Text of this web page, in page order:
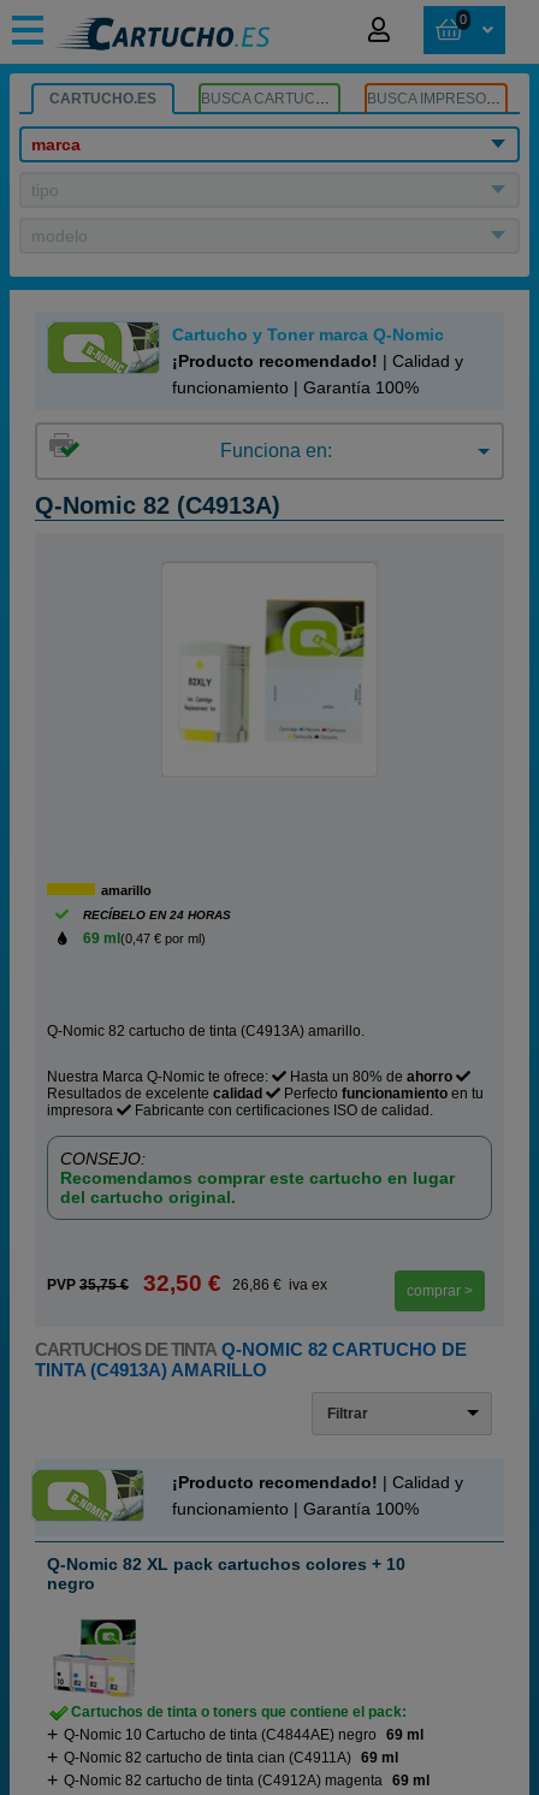
0
CARTUCHO.ES BUSCA CARTUCHOS BUSCA IMPRESORA
marca
tipo
modelo
Cartucho y Toner marca Q-Nomic
¡Producto recomendado! | Calidad y
funcionamiento | Garantía 100%
Funciona en:
Q-Nomic 82 (C4913A)
amarillo
RECÍBELO EN 24 HORAS
69 ml (0,47 € por ml)
Q-Nomic 82 cartucho de tinta (C4913A) amarillo.
Nuestra Marca Q-Nomic te ofrece: Hasta un 80% de ahorro
Resultados de excelente calidad Perfecto funcionamiento en tu
impresora
Fabricante con certificaciones ISO de calidad.
CONSEJO:
Recomendamos comprar este cartucho en lugar
del cartucho original.
PVP 35,75 € 32,50 € 26,86 € iva ex comprar >
CARTUCHOS DE TINTA Q-NOMIC 82 CARTUCHO DE
TINTA (C4913A) AMARILLO
Filtrar
¡Producto recomendado! | Calidad y
funcionamiento | Garantía 100%
Q-Nomic 82 XL pack cartuchos colores + 10
negro
Cartuchos de tinta o toners que contiene el pack:
Q-Nomic 10 Cartucho de tinta (C4844AE) negro
69 ml
Q-Nomic 82 cartucho de tinta cian (C4911A) 69 ml
Q-Nomic 82 cartucho de tinta (C4912A) magenta 69 ml